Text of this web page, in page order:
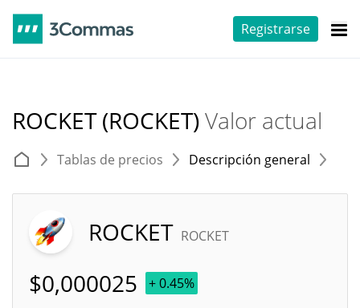
Registrarse
ROCKET (ROCKET)Valor actual
Tablas de precios Descripción general
ROCKET ROCKET
$0,000025 + 0.45%